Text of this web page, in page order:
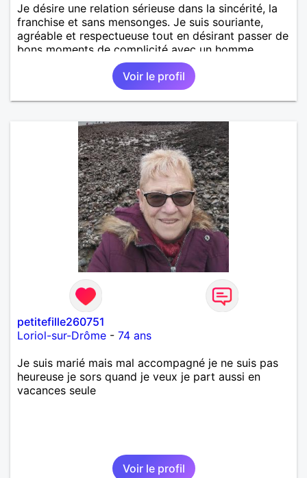
Je désire une relation sérieuse dans la sincérité, la
franchise et sans mensonges. Je suis souriante,
agréable et respectueuse tout en désirant passer de
bons moments de complicité avec un homme
voulant aller dans la même direction que moi.
Voir le profil
petitefille260751
Loriol-sur-Drôme - 74 ans
Je suis marié mais mal accompagné je ne suis pas
heureuse je sors quand je veux je part aussi en
vacances seule
Voir le profil